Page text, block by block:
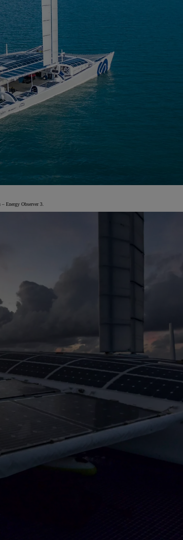
– Energy Observer 3.